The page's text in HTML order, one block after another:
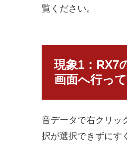
覧ください。
現象1：RX7
画面へ行っ
音データで右クリッ
択が選択できずにす